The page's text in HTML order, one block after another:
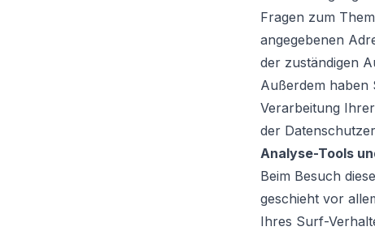
Fragen zum
angegebenen
der zuständigen
Außerdem haben
Verarbeitung
der
Analyse-Tools
Beim Besuch
geschieht vor
Ihres Surf-